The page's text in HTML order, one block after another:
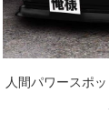
人間パワースポ